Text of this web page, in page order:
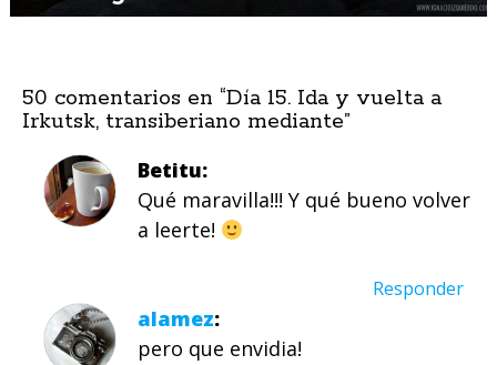
50 comentarios en “Día 15. Ida y vuelta a
Irkutsk, transiberiano mediante”
Betitu
Qué maravilla!!! Y qué bueno volver
a leerte!
Responder
alamez
pero que envidia!